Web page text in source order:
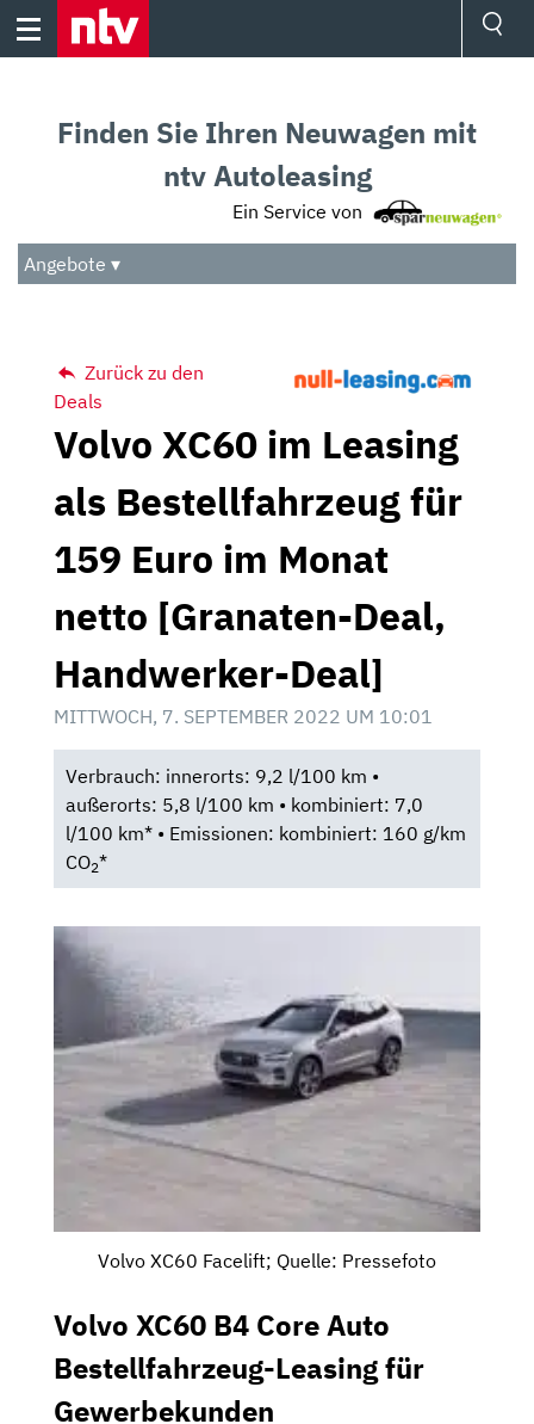
Skip
Audio
Das Beste
Finden Sie Ihren Neuwagen mit
ntv Autoleasing
Ein Service von
Angebote ▾
Zurück zu den
Deals
Volvo XC60 im Leasing
als Bestellfahrzeug für
159 Euro im Monat
netto [Granaten-Deal,
Handwerker-Deal]
MITTWOCH, 7. SEPTEMBER 2022 UM 10:01
Verbrauch: innerorts: 9,2 l/100 km •
außerorts: 5,8 l/100 km • kombiniert: 7,0
l/100 km* • Emissionen: kombiniert: 160 g/km
CO2*
Volvo XC60 Facelift; Quelle: Pressefoto
Volvo XC60 B4 Core Auto
Bestellfahrzeug-Leasing für
Gewerbekunden